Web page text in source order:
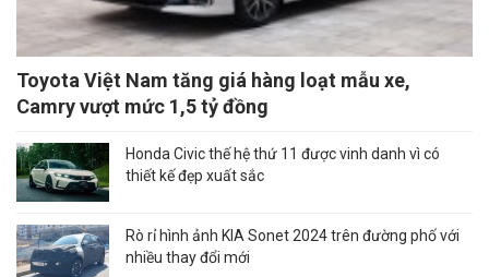
Toyota Việt Nam tăng giá hàng loạt mẫu xe,
Camry vượt mức 1,5 tỷ đồng
Honda Civic thế hệ thứ 11 được vinh danh vì có
thiết kế đẹp xuất sắc
Rò rỉ hình ảnh KIA Sonet 2024 trên đường phố với
nhiều thay đổi mới